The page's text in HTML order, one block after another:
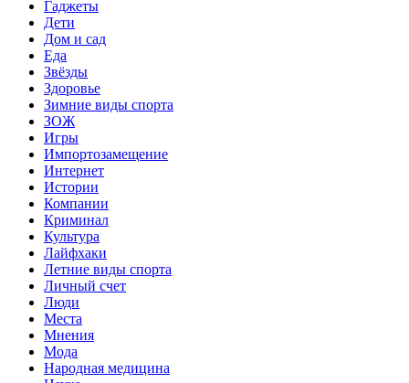
Гаджеты
Дети
Дом и сад
Еда
Звёзды
Здоровье
Зимние виды спорта
ЗОЖ
Игры
Импортозамещение
Интернет
Истории
Компании
Криминал
Культура
Лайфхаки
Летние виды спорта
Личный счет
Люди
Места
Мнения
Мода
Народная медицина